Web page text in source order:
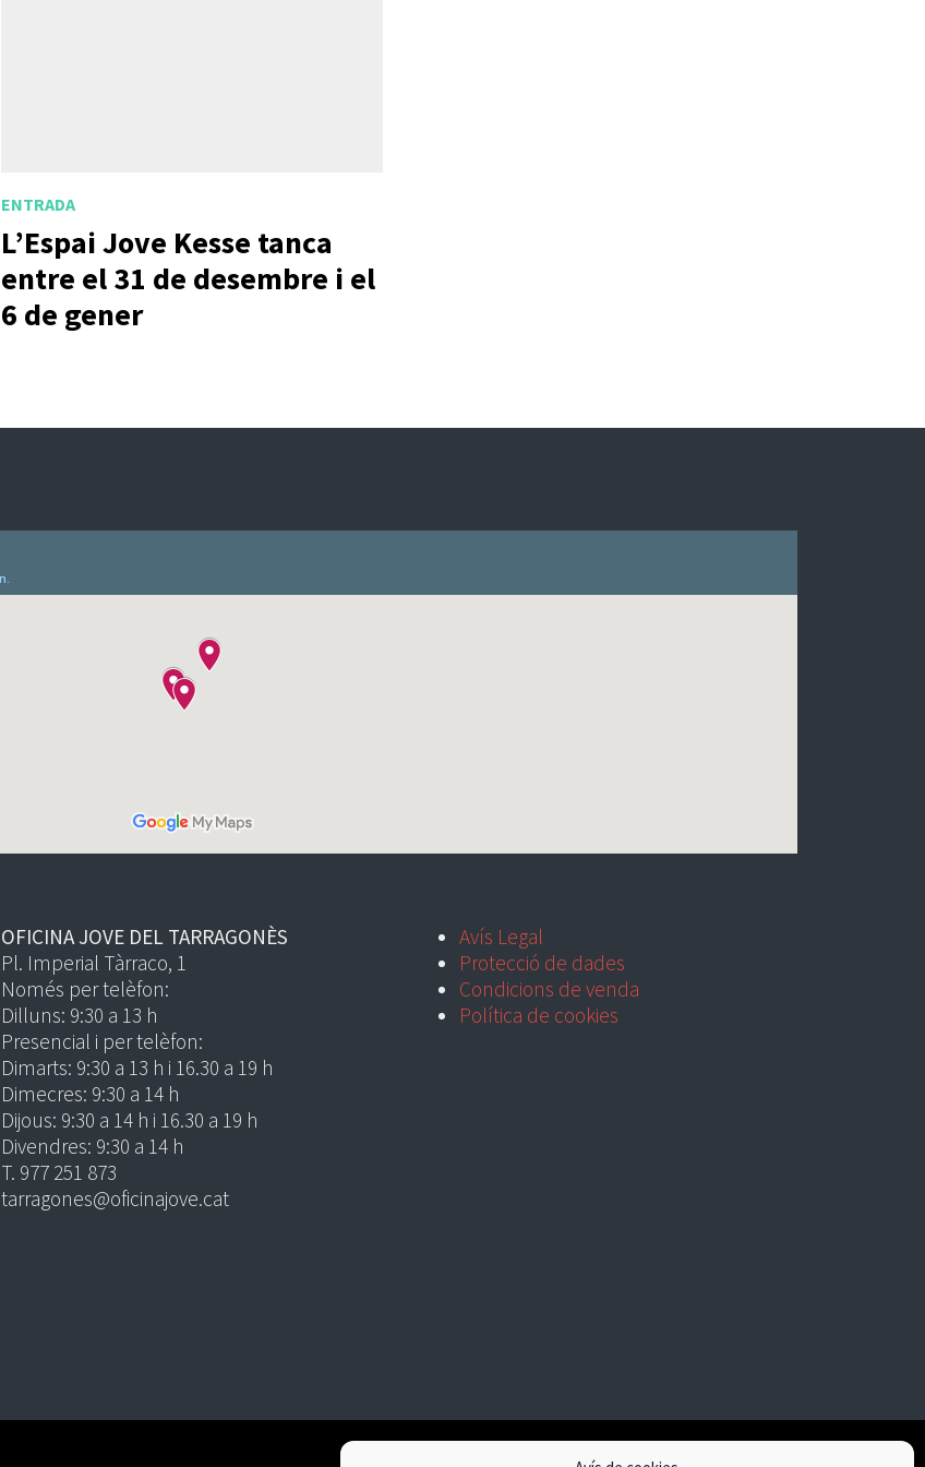
ENTRADA
L’Espai Jove Kesse tanca
entre el 31 de desembre i el
6 de gener
OFICINA JOVE DEL TARRAGONÈS
Pl. Imperial Tàrraco, 1
Només per telèfon:
Dilluns: 9:30 a 13 h
Presencial i per telèfon:
Dimarts: 9:30 a 13 h i 16.30 a 19 h
Dimecres: 9:30 a 14 h
Dijous: 9:30 a 14 h i 16.30 a 19 h
Divendres: 9:30 a 14 h
T. 977 251 873
tarragones@oficinajove.cat
Avís Legal
Protecció de dades
Condicions de venda
Política de cookies